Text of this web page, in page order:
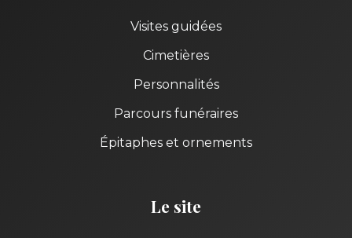
Visites guidées
Cimetières
Personnalités
Parcours funéraires
Épitaphes et ornements
Le site